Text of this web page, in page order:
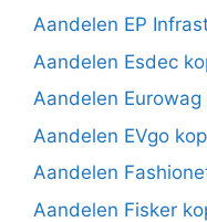
Aandelen EP
Aandelen Esdec
Aandelen Eurowag
Aandelen EVgo
Aandelen
Aandelen Fisker